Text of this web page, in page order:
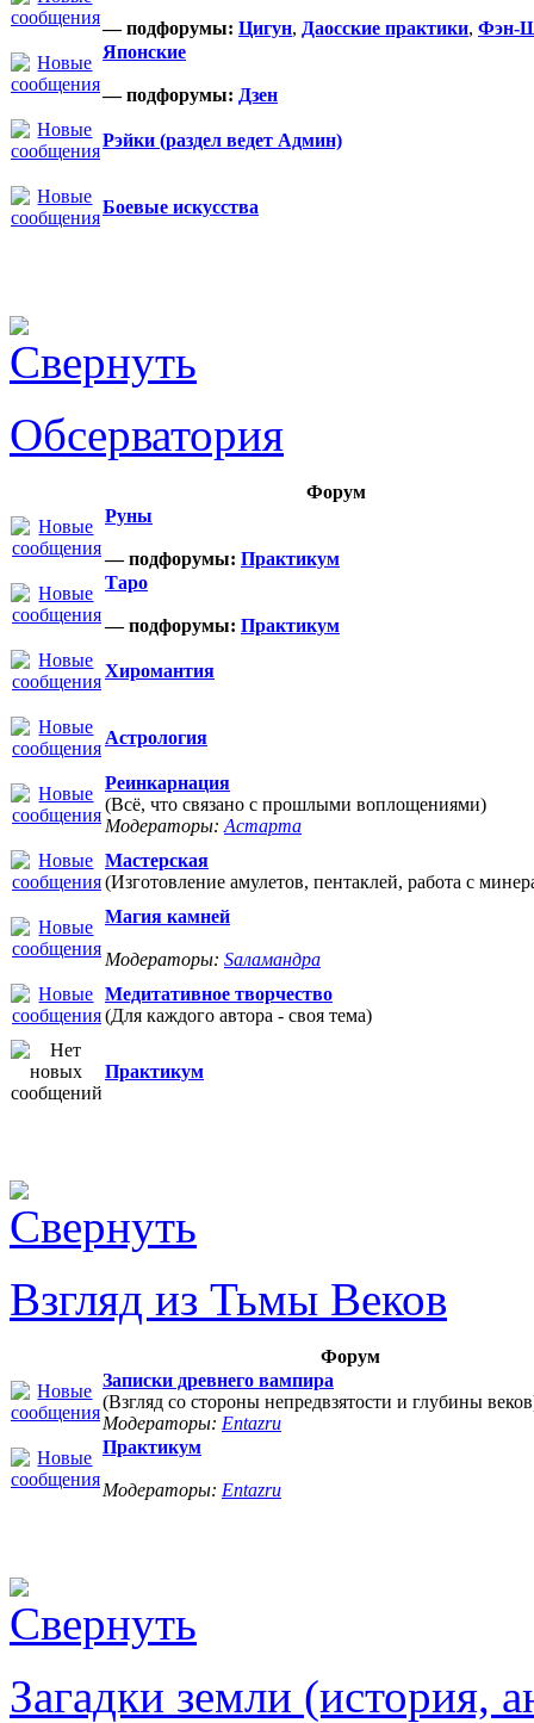
— подфорумы: Цигун, Даосские практики, Фэн-
Японские
— подфорумы: Дзен
Рэйки (раздел ведет Админ)
Боевые искусства
Обсерватория
Форум
Руны
— подфорумы: Практикум
Таро
— подфорумы: Практикум
Хиромантия
Астрология
Реинкарнация
(Всё, что связано с прошлыми воплощениями)
Модераторы: Астарта
Мастерская
(Изготовление амулетов, пентаклей, работа с
Магия камней
Модераторы: Sаламандра
Медитативное творчество
(Для каждого автора - своя тема)
Практикум
Взгляд из Тьмы Веков
Форум
Записки древнего вампира
(Взгляд со стороны непредвзятости и глубины
Модераторы: Entazru
Практикум
Модераторы: Entazru
Загадки земли (история,